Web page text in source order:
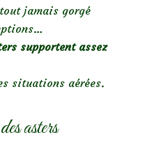
jamais gorgé
supportent assez
situations aérées.
asters